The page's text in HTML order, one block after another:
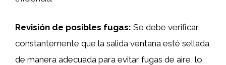
Revisión de posibles fugas: Se debe verificar
constantemente que la salida ventana esté sellada
de manera adecuada para evitar fugas de aire, lo